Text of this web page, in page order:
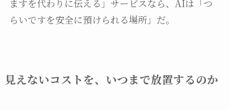
ますを代わりに伝える」サービスなら、AIは「つ
らいですを安全に預けられる場所」だ。
見えないコストを、いつまで放置するのか